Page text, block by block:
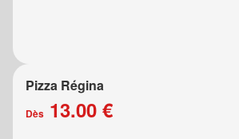
Pizza Régina
Dès 13.00 €